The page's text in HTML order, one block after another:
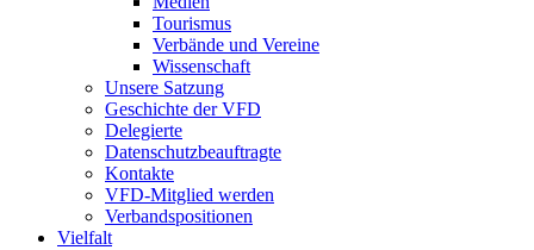
Tourismus
Verbände und Vereine
Wissenschaft
Unsere Satzung
Geschichte der VFD
Delegierte
Datenschutzbeauftragte
Kontakte
VFD-Mitglied werden
Verbandspositionen
Vielfalt